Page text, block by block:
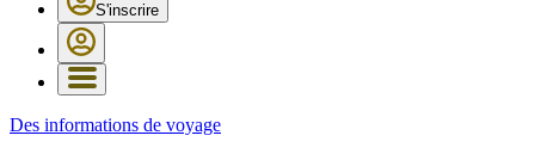
S'inscrire
Des informations de voyage